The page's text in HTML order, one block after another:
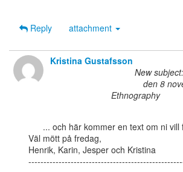
Reply
attachment
Kristina Gustafsson
New
den 8
Ethnography
Väl mött på fredag,
Henrik, Karin, Jesper och Kristina